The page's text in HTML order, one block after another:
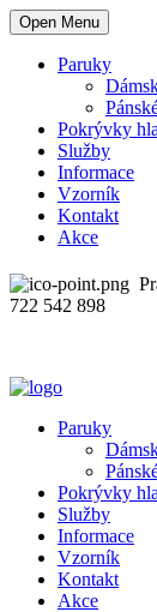
Open Menu
Paruky
Pokrývky
Služby
Informace
Vzorník
Kontakt
Akce
722 542 898
e-
Paruky
Pokrývky
Služby
Informace
Vzorník
Kontakt
Akce